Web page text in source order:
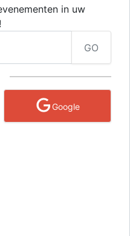
in uw
GO
Google